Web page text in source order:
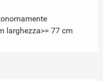
larghezza>= 77 cm